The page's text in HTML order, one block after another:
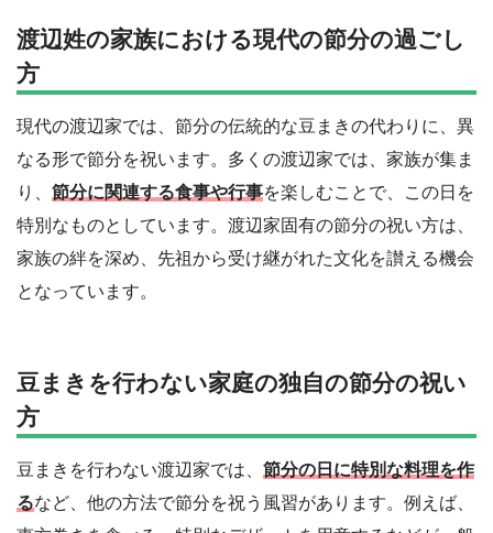
渡辺姓の家族における現代の節分の過ごし
方
現代の渡辺家では、節分の伝統的な豆まきの代わりに、異
なる形で節分を祝います。多くの渡辺家では、家族が集ま
り、 節分に関連する食事や行事を楽しむことで、この日を
特別なものとしています。渡辺家固有の節分の祝い方は、
家族の絆を深め、先祖から受け継がれた文化を讃える機会
となっています。
豆まきを行わない家庭の独自の節分の祝い
方
豆まきを行わない渡辺家では、 節分の日に特別な料理を作
るなど、他の方法で節分を祝う風習があります。例えば、